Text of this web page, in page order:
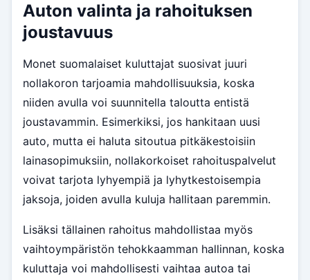
Auton valinta ja rahoituksen
joustavuus
Monet suomalaiset kuluttajat suosivat juuri
nollakoron tarjoamia mahdollisuuksia, koska
niiden avulla voi suunnitella taloutta entistä
joustavammin. Esimerkiksi, jos hankitaan uusi
auto, mutta ei haluta sitoutua pitkäkestoisiin
lainasopimuksiin, nollakorkoiset rahoituspalvelut
voivat tarjota lyhyempiä ja lyhytkestoisempia
jaksoja, joiden avulla kuluja hallitaan paremmin.
Lisäksi tällainen rahoitus mahdollistaa myös
vaihtoympäristön tehokkaamman hallinnan, koska
kuluttaja voi mahdollisesti vaihtaa autoa tai